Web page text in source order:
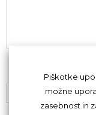
Z oddajo
Piškotke
možne
zasebnost in